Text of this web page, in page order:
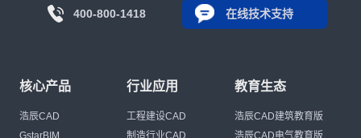
400-800-1418 在线技术支持
核心产品
浩辰CAD
GstarBIM
行业应用
工程建设CAD
制造行业CAD
教育生态
浩辰CAD建筑教育版
浩辰CAD电气教育版